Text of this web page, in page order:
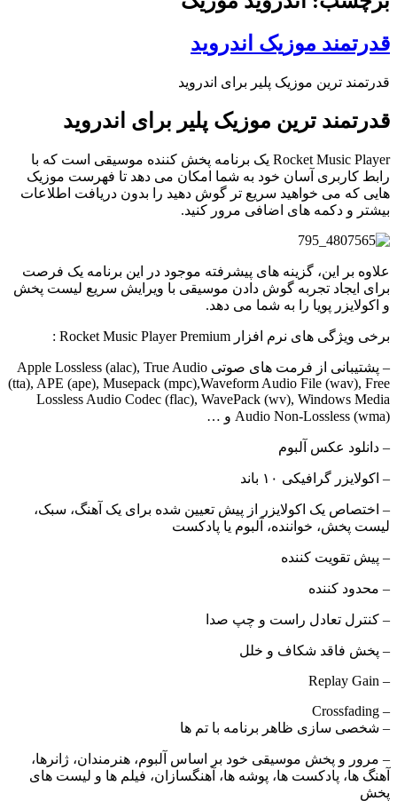
قدرتمند موزیک اندروید
قدرتمند ترین موزیک پلیر برای اندروید
قدرتمند ترین موزیک پلیر برای اندروید
Rocket Music Player یک برنامه پخش کننده موسیقی است که با
رابط کاربری آسان خود به شما امکان می دهد تا فهرست موزیک
هایی که می خواهید سریع تر گوش دهید را بدون دریافت اطلاعات
بیشتر و دکمه های اضافی مرور کنید.
علاوه بر این، گزینه های پیشرفته موجود در این برنامه یک فرصت
برای ایجاد تجربه گوش دادن موسیقی با ویرایش سریع لیست پخش
و اکولایزر پویا را به شما می دهد.
برخی ویژگی های نرم افزار Rocket Music Player Premium :
– پشتیبانی از فرمت های صوتی Apple Lossless (alac), True Audio
(tta), APE (ape), Musepack (mpc),Waveform Audio File (wav), Free
Lossless Audio Codec (flac), WavePack (wv), Windows Media
Audio Non-Lossless (wma) و …
– دانلود عکس آلبوم
– اکولایزر گرافیکی ۱۰ باند
– اختصاص یک اکولایزر از پیش تعیین شده برای یک آهنگ، سبک،
لیست پخش، خواننده، آلبوم یا پادکست
– پیش تقویت کننده
– محدود کننده
– کنترل تعادل راست و چپ صدا
– پخش فاقد شکاف و خلل
– Replay Gain
– Crossfading
– شخصی سازی ظاهر برنامه با تم ها
– مرور و پخش موسیقی خود بر اساس آلبوم، هنرمندان، ژانرها،
آهنگ ها، پادکست ها، پوشه ها، آهنگسازان، فیلم ها و لیست های
پخش